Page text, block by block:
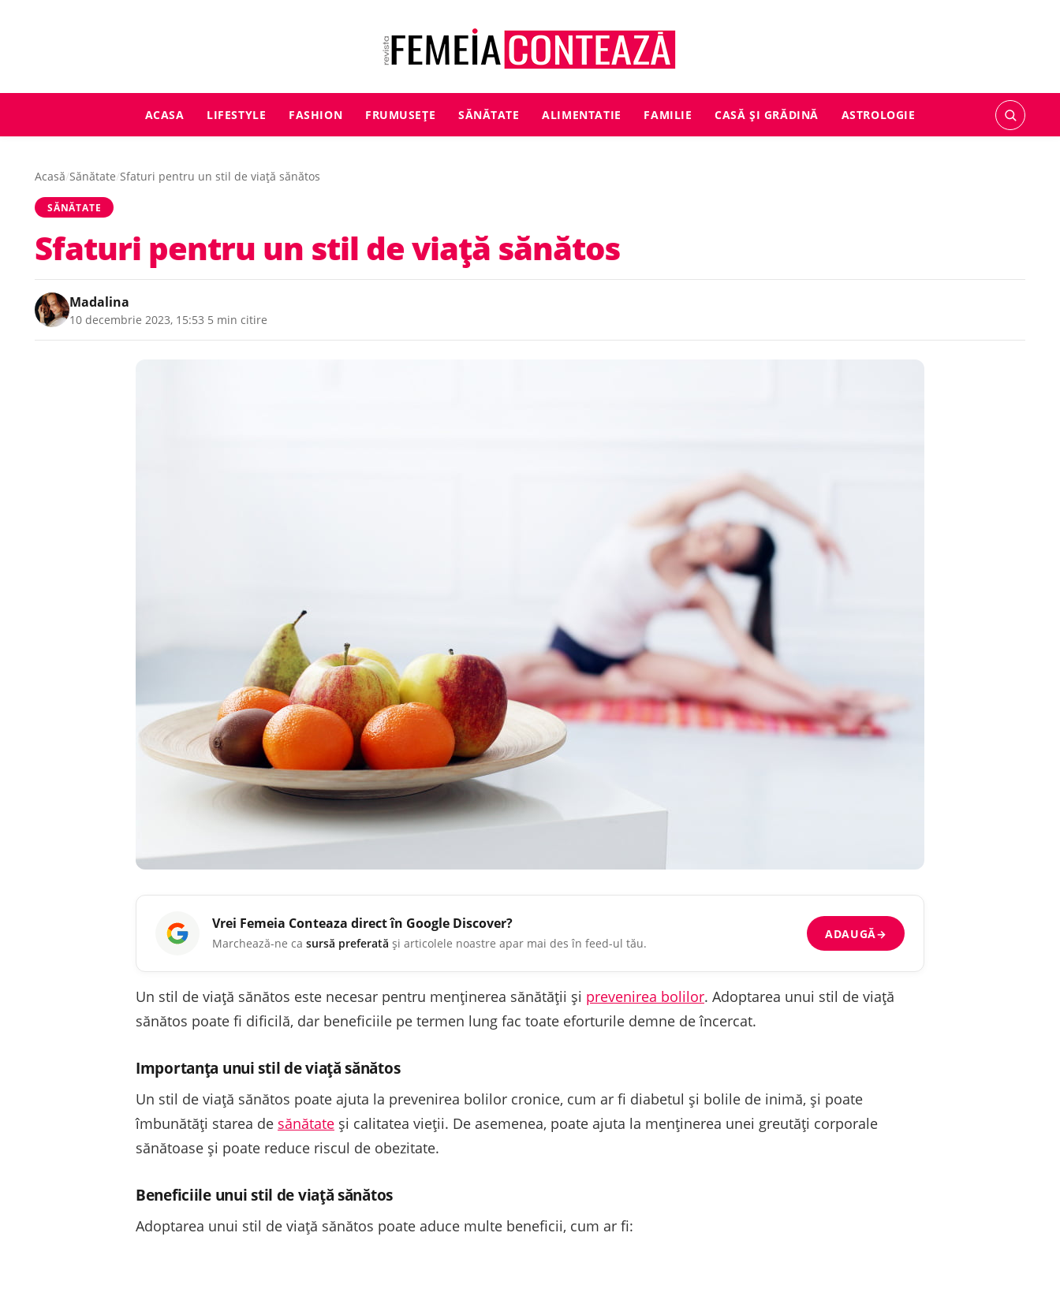
ACASA LIFESTYLE FASHION FRUMUSEȚE SĂNĂTATE ALIMENTATIE FAMILIE CASĂ ȘI GRĂDINĂ ASTROLOGIE
Acasă/Sănătate/Sfaturi pentru un stil de viață sănătos
SĂNĂTATE
Sfaturi pentru un stil de viață sănătos
Madalina
10 decembrie 2023, 15:53 5 min citire
Vrei Femeia Conteaza direct în Google Discover?
Marchează-ne ca sursă preferată și articolele noastre apar mai des în feed-ul tău.
ADAUGĂ→
Un stil de viață sănătos este necesar pentru menținerea sănătății și prevenirea bolilor. Adoptarea unui stil de viață
sănătos poate fi dificilă, dar beneficiile pe termen lung fac toate eforturile demne de încercat.
Importanța unui stil de viață sănătos
Un stil de viață sănătos poate ajuta la prevenirea bolilor cronice, cum ar fi diabetul și bolile de inimă, și poate
îmbunătăți starea de sănătate și calitatea vieții. De asemenea, poate ajuta la menținerea unei greutăți corporale
sănătoase și poate reduce riscul de obezitate.
Beneficiile unui stil de viață sănătos
Adoptarea unui stil de viață sănătos poate aduce multe beneficii, cum ar fi: